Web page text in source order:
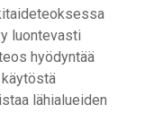
luontevasti
hyödyntää
lähialueiden